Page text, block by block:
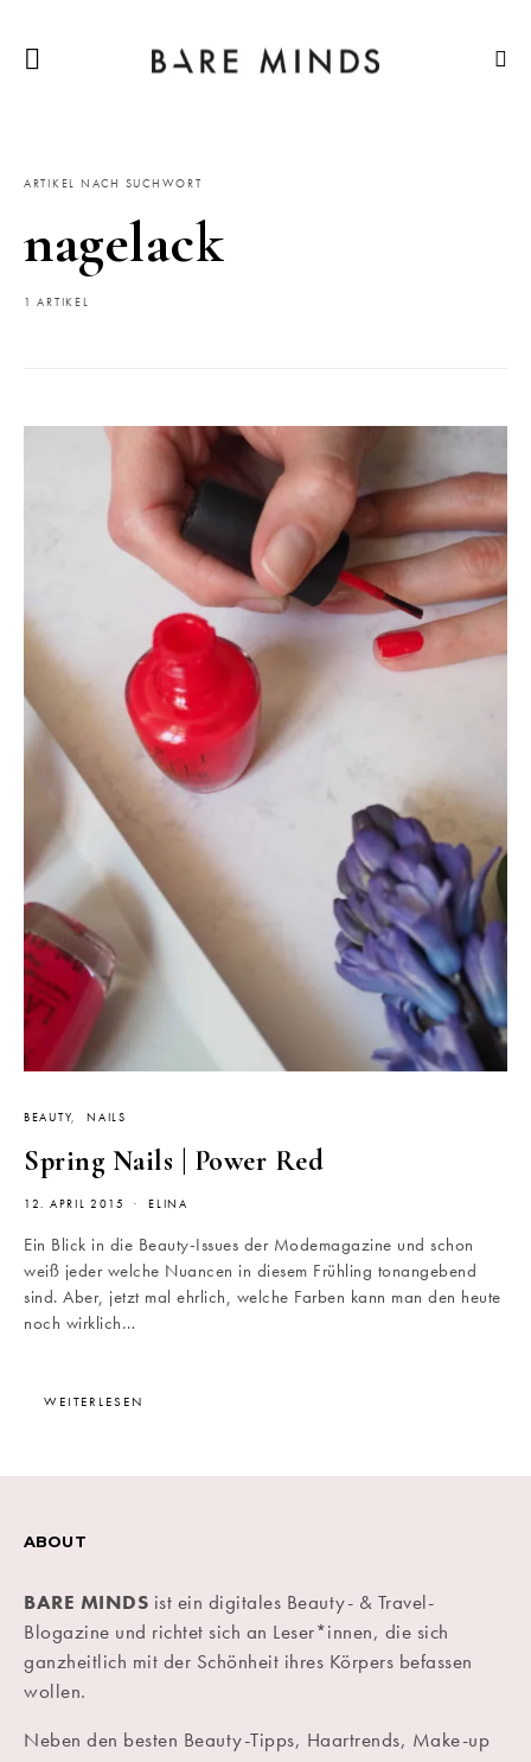
ARTIKEL NACH SUCHWORT
nagelack
1 ARTIKEL
BEAUTY NAILS
Spring Nails | Power Red
12. APRIL 2015 ELINA
Ein Blick in die Beauty-Issues der Modemagazine und schon
weiß jeder welche Nuancen in diesem Frühling tonangebend
sind. Aber, jetzt mal ehrlich, welche Farben kann man den heute
noch wirklich…
WEITERLESEN
ABOUT
BARE MINDS ist ein digitales Beauty- & Travel-
Blogazine und richtet sich an Leser*innen, die sich
ganzheitlich mit der Schönheit ihres Körpers befassen
wollen.
Neben den besten Beauty-Tipps, Haartrends, Make-up